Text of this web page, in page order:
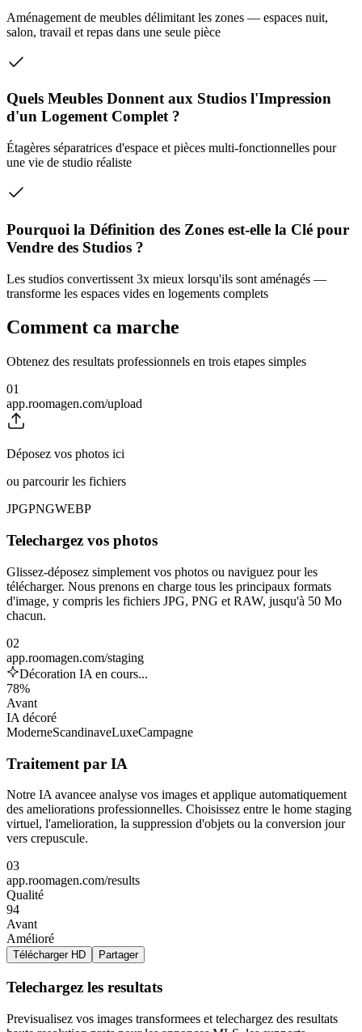
Aménagement de meubles délimitant les zones — espaces nuit,
salon, travail et repas dans une seule pièce
Quels Meubles Donnent aux Studios l'Impression
d'un Logement Complet ?
Étagères séparatrices d'espace et pièces multi-fonctionnelles pour
une vie de studio réaliste
Pourquoi la Définition des Zones est-elle la Clé pour
Vendre des Studios ?
Les studios convertissent 3x mieux lorsqu'ils sont aménagés —
transforme les espaces vides en logements complets
Comment ca marche
Obtenez des resultats professionnels en trois etapes simples
01
app.roomagen.com/upload
Déposez vos photos ici
ou parcourir les fichiers
JPGPNGWEBP
Telechargez vos photos
Glissez-déposez simplement vos photos ou naviguez pour les
télécharger. Nous prenons en charge tous les principaux formats
d'image, y compris les fichiers JPG, PNG et RAW, jusqu'à 50 Mo
chacun.
02
app.roomagen.com/staging
Décoration IA en cours...
78%
Avant
IA décoré
ModerneScandinaveLuxeCampagne
Traitement par IA
Notre IA avancee analyse vos images et applique automatiquement
des ameliorations professionnelles. Choisissez entre le home staging
virtuel, l'amelioration, la suppression d'objets ou la conversion jour
vers crepuscule.
03
app.roomagen.com/results
Qualité
94
Avant
Amélioré
Télécharger HD Partager
Telechargez les resultats
Previsualisez vos images transformees et telechargez des resultats